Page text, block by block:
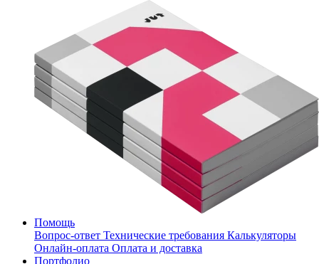
Помощь
Вопрос-ответ Технические требования Калькуляторы
Онлайн-оплата Оплата и доставка
Портфолио